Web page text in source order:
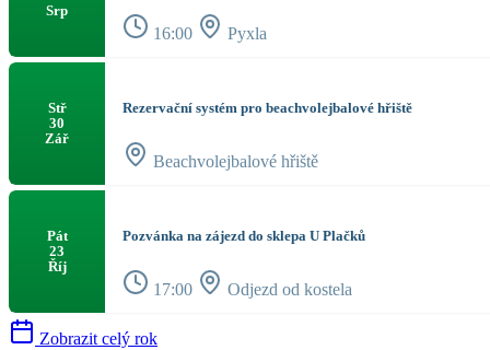
Srp
16:00 Pyxla
Stř
30
Zář
Rezervační systém pro beachvolejbalové hřiště
Beachvolejbalové hřiště
Pát
23
Říj
Pozvánka na zájezd do sklepa U Plačků
17:00 Odjezd od kostela
Zobrazit celý rok